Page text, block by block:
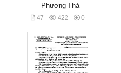
Phương Thả
47 422 0